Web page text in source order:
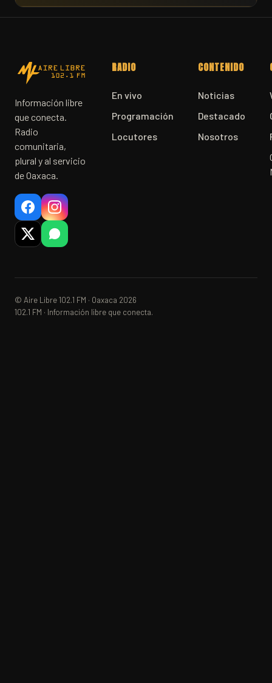
Información libre
que conecta.
Radio
comunitaria,
plural y al servicio
de Oaxaca.
RADIO
En vivo
Programación
Locutores
CONTENIDO
Noticias
Destacado
Nosotros
© Aire Libre 102.1 FM · Oaxaca 2026
102.1 FM · Información libre que conecta.